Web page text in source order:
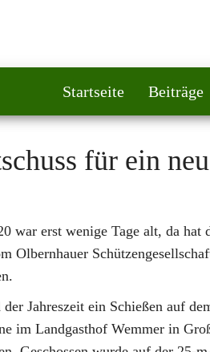
Startseite Beiträge
für ein
war erst wenige Tage alt, da
Olbernhauer
Jahreszeit ein Schießen auf
im Landgasthof Wemmer in